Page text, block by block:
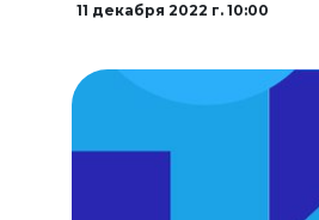
11 декабря 2022 г. 10:00